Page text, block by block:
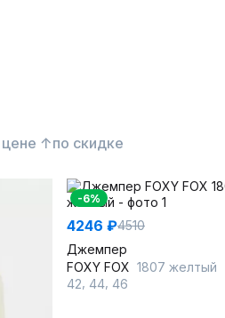
цене ↑по скидке
-6%
4246 ₽4510
Джемпер
FOXY FOX 1807 желтый
42 44 46